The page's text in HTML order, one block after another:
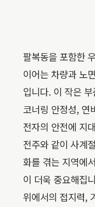
팔복동을 포함한
이어는 차량과 노
입니다. 이 작은
코너링 안정성, 연
전자의 안전에 지
전주와 같이 사계
화를 겪는 지역에
이 더욱 중요해집
위에서의 접지력,